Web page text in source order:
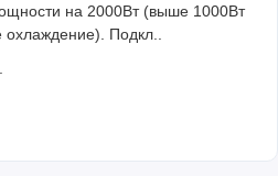
на 2000Вт (выше 1000Вт
Подкл..